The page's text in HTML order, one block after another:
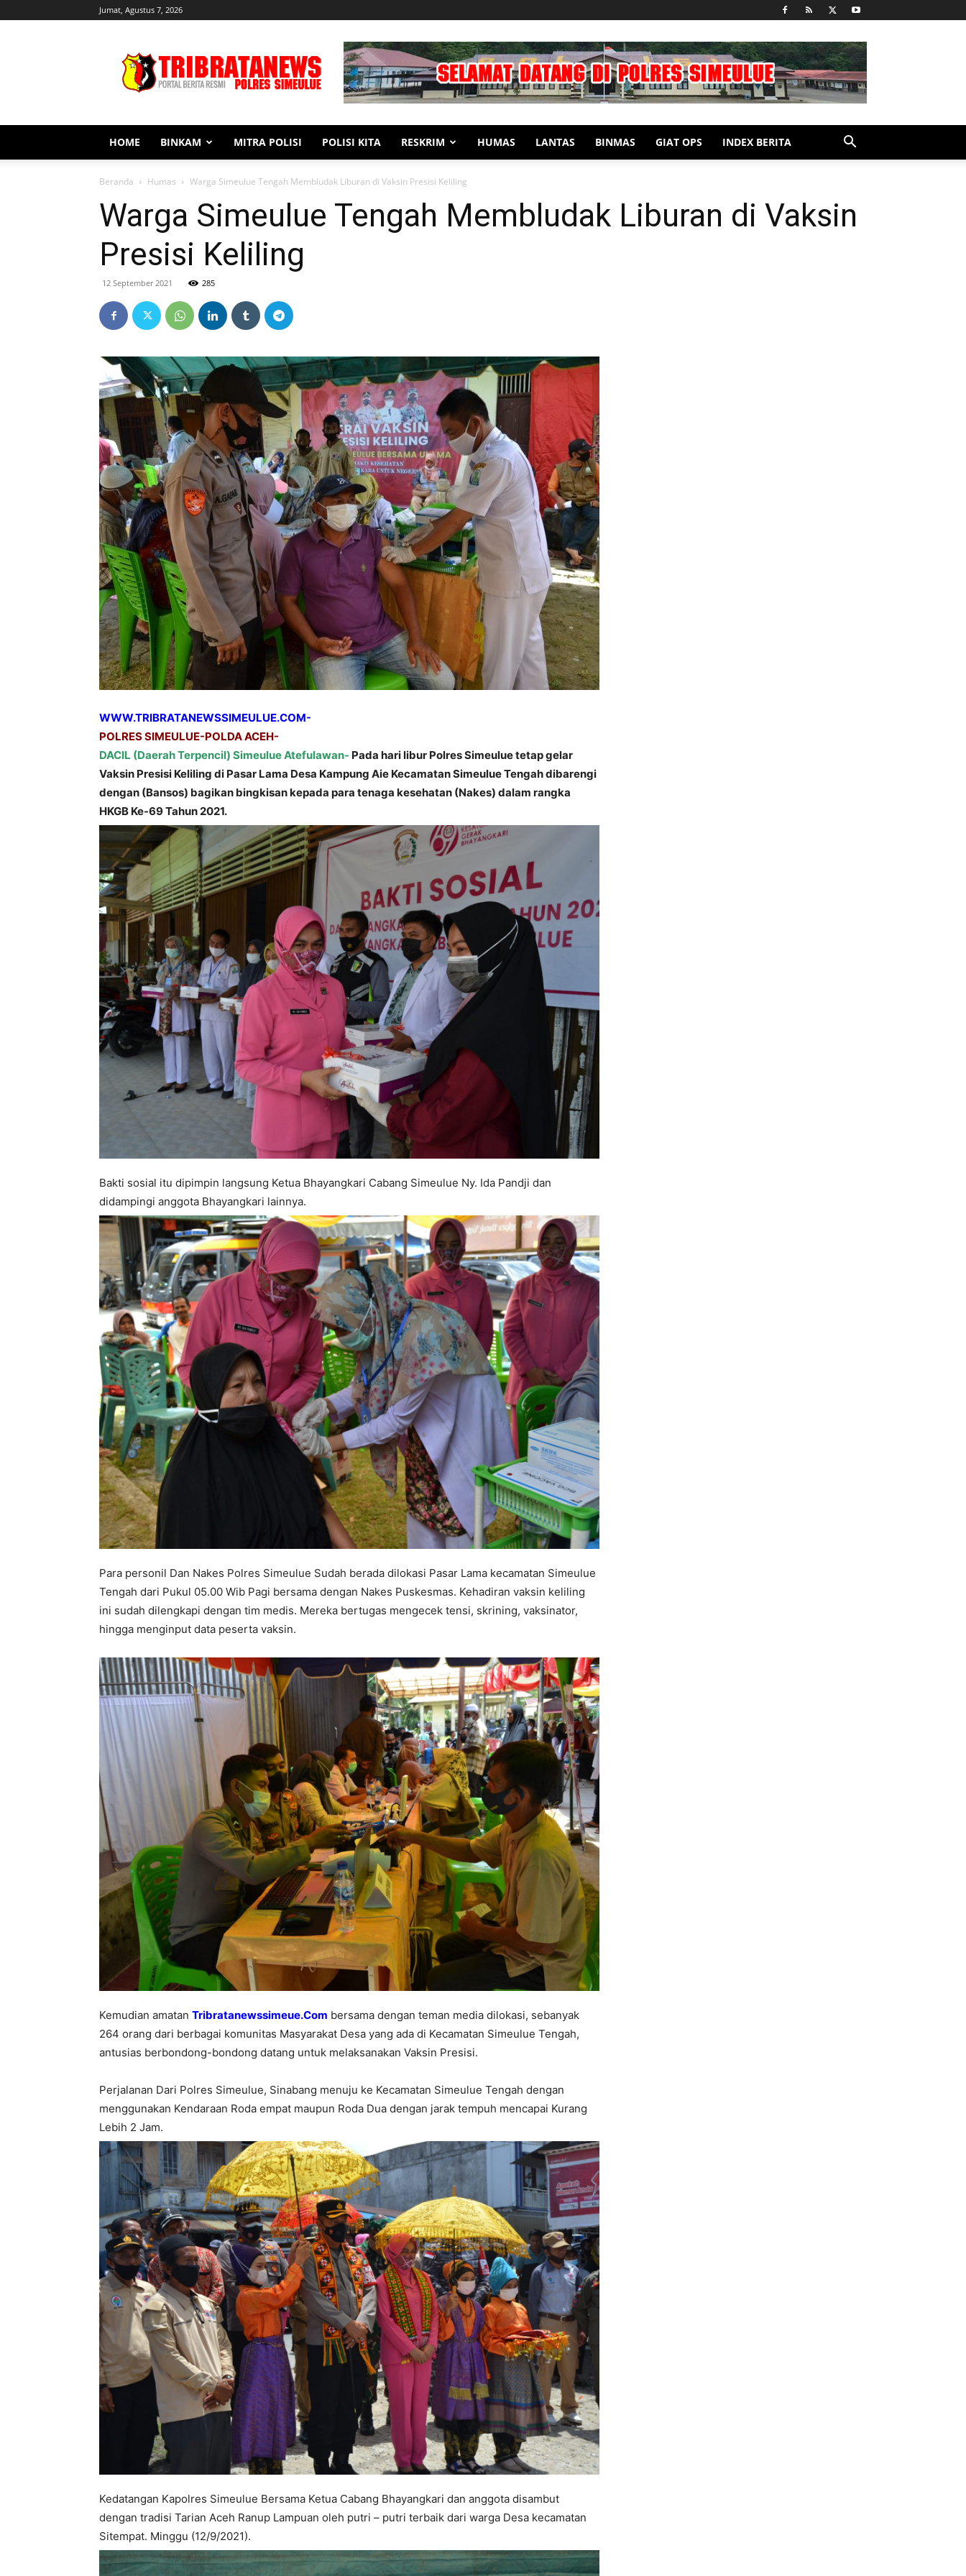
Jumat, Agustus 7, 2026
Simeulue
HOME BINKAM MITRA POLISI POLISI KITA RESKRIM HUMAS LANTAS BINMAS GIAT OPS INDEX BERITA
Beranda Humas Warga Simeulue Tengah Membludak Liburan di Vaksin Presisi Keliling
Warga Simeulue Tengah Membludak Liburan di Vaksin
Presisi Keliling
12 September 2021 285
WWW.TRIBRATANEWSSIMEULUE.COM-
POLRES SIMEULUE-POLDA ACEH-
DACIL (Daerah Terpencil) Simeulue Atefulawan- Pada hari libur Polres Simeulue tetap gelar
Vaksin Presisi Keliling di Pasar Lama Desa Kampung Aie Kecamatan Simeulue Tengah dibarengi
dengan (Bansos) bagikan bingkisan kepada para tenaga kesehatan (Nakes) dalam rangka
HKGB Ke-69 Tahun 2021.
Bakti sosial itu dipimpin langsung Ketua Bhayangkari Cabang Simeulue Ny. Ida Pandji dan
didampingi anggota Bhayangkari lainnya.
Para personil Dan Nakes Polres Simeulue Sudah berada dilokasi Pasar Lama kecamatan Simeulue
Tengah dari Pukul 05.00 Wib Pagi bersama dengan Nakes Puskesmas. Kehadiran vaksin keliling
ini sudah dilengkapi dengan tim medis. Mereka bertugas mengecek tensi, skrining, vaksinator,
hingga menginput data peserta vaksin.
Kemudian amatan Tribratanewssimeue.Com bersama dengan teman media dilokasi, sebanyak
264 orang dari berbagai komunitas Masyarakat Desa yang ada di Kecamatan Simeulue Tengah,
antusias berbondong-bondong datang untuk melaksanakan Vaksin Presisi.
Perjalanan Dari Polres Simeulue, Sinabang menuju ke Kecamatan Simeulue Tengah dengan
menggunakan Kendaraan Roda empat maupun Roda Dua dengan jarak tempuh mencapai Kurang
Lebih 2 Jam.
Kedatangan Kapolres Simeulue Bersama Ketua Cabang Bhayangkari dan anggota disambut
dengan tradisi Tarian Aceh Ranup Lampuan oleh putri – putri terbaik dari warga Desa kecamatan
Sitempat. Minggu (12/9/2021).